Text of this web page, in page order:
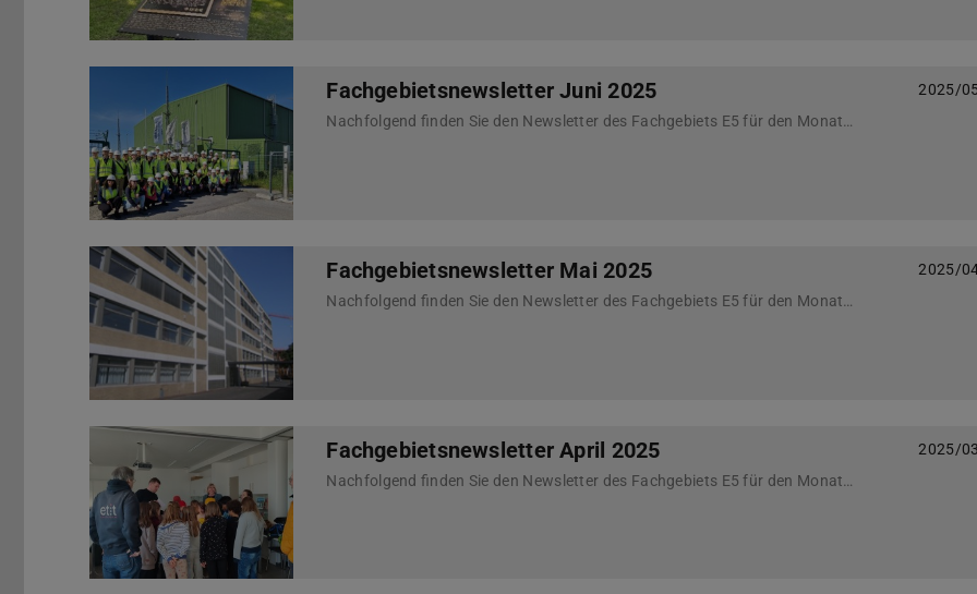
Fachgebietsnewsletter Juni 2025
2025/
Nachfolgend finden Sie den Newsletter des Fachgebiets E5 für den Monat Juni 2025
Fachgebietsnewsletter Mai 2025
2025/
Nachfolgend finden Sie den Newsletter des Fachgebiets E5 für den Monat Mai 2025
Fachgebietsnewsletter April 2025
2025/
Nachfolgend finden Sie den Newsletter des Fachgebiets E5 für den Monat April 2025